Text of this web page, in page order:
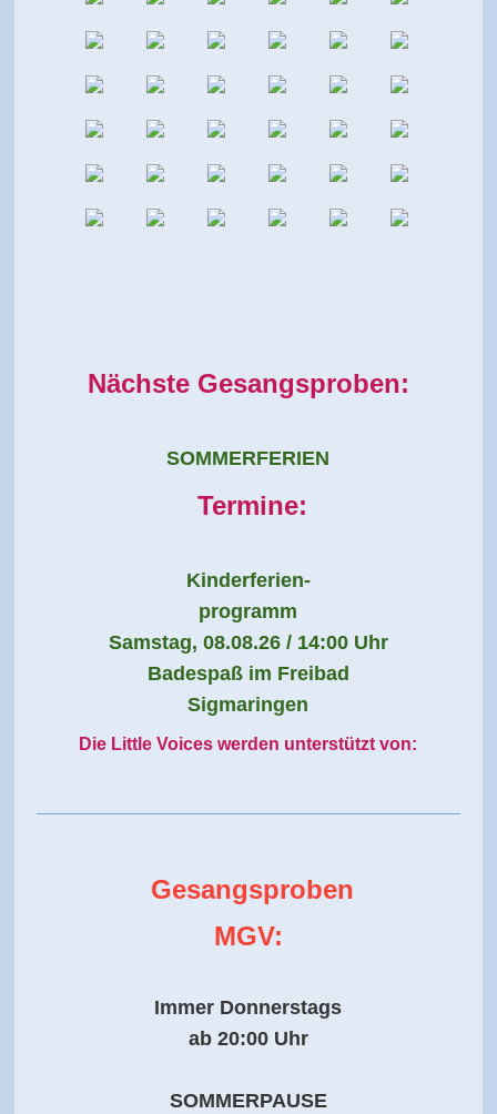
Nächste Gesangsproben:
SOMMERFERIEN
Termine:
Kinderferien-
programm
Samstag, 08.08.26 / 14:00 Uhr
Badespaß im Freibad
Sigmaringen
Die Little Voices werden unterstützt von:
Gesangsproben
MGV:
Immer Donnerstags
ab 20:00 Uhr
SOMMERPAUSE